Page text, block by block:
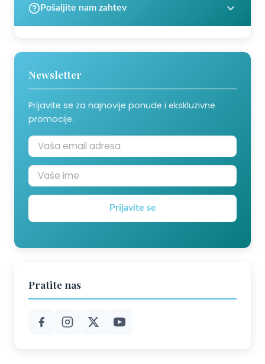
Pošaljite nam zahtev
Newsletter
Prijavite se za najnovije ponude i ekskluzivne
promocije.
Prijavite se
Pratite nas